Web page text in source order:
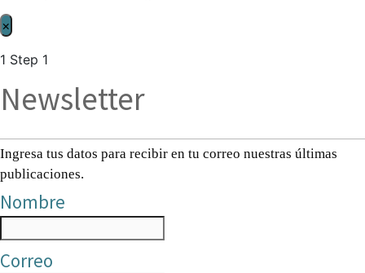
×
1 Step 1
Newsletter
Ingresa tus datos para recibir en tu correo nuestras últimas
publicaciones.
Nombre
Correo